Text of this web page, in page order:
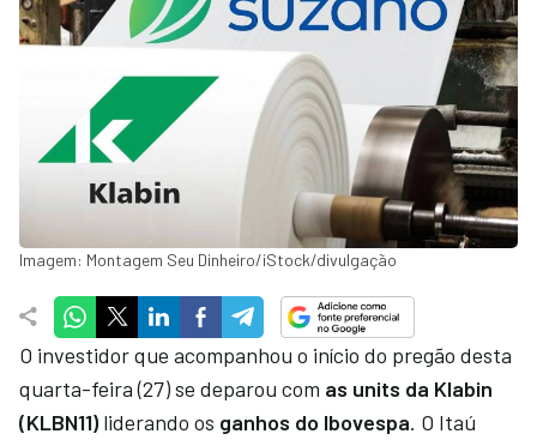
Imagem: Montagem Seu Dinheiro/iStock/divulgação
O investidor que acompanhou o início do pregão desta
quarta-feira (27) se deparou com as units da Klabin
(KLBN11) liderando os ganhos do Ibovespa. O Itaú